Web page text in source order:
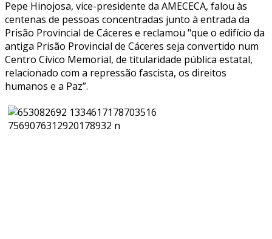
Pepe Hinojosa, vice-presidente da AMECECA, falou às
centenas de pessoas concentradas junto à entrada da
Prisão Provincial de Cáceres e reclamou "que o edifício da
antiga Prisão Provincial de Cáceres seja convertido num
Centro Cívico Memorial, de titularidade pública estatal,
relacionado com a repressão fascista, os direitos
humanos e a Paz”.